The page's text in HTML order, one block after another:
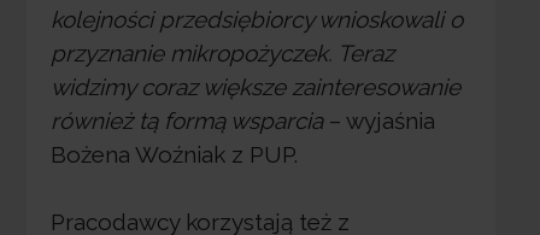
kolejności przedsiębiorcy wnioskowali o
przyznanie mikropożyczek. Teraz
widzimy coraz większe zainteresowanie
również tą formą wsparcia– wyjaśnia
Bożena Woźniak z PUP.
Pracodawcy korzystają też z